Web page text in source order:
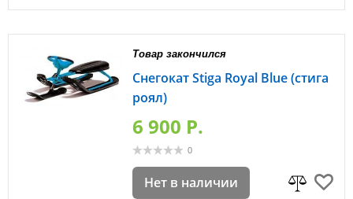
Товар закончился
Снегокат Stiga Royal Blue (стига
роял)
6 900 P.
0
Нет в наличии